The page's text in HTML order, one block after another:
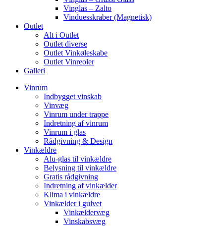
Vinglas – Zalto
Vinduesskraber (Magnetisk)
Outlet
Alt i Outlet
Outlet diverse
Outlet Vinkøleskabe
Outlet Vinreoler
Galleri
Vinrum
Indbygget vinskab
Vinvæg
Vinrum under trappe
Indretning af vinrum
Vinrum i glas
Rådgivning & Design
Vinkældre
Alu-glas til vinkældre
Belysning til vinkældre
Gratis rådgivning
Indretning af vinkælder
Klima i vinkældre
Vinkælder i gulvet
Vinkældervæg
Vinskabsvæg